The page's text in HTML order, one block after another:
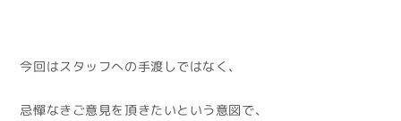
今回はスタッフへの手渡しではなく、
忌憚なきご意見を頂きたいという意図で、